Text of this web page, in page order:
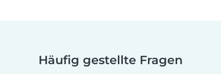
Häufig gestellte Fragen